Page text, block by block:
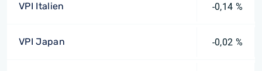
VPI Italien -0,14 %
VPI Japan -0,02 %